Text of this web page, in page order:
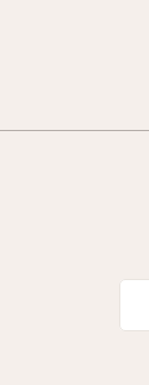
Naviguer vers